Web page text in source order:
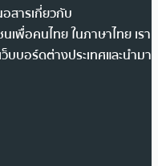
สารเกี่ยวกับ
เพื่อคนไทย ในภาษาไทย เรา
บบอร์ดต่างประเทศและนำมา